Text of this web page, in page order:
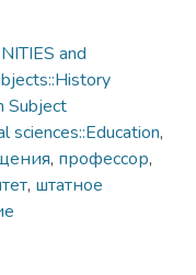
and
Subject
sciences::Education,
, профессор,
, штатное